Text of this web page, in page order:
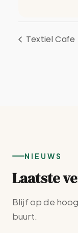
Textiel Cafe
NIEUWS
Laatste
Blijf op de
buurt.